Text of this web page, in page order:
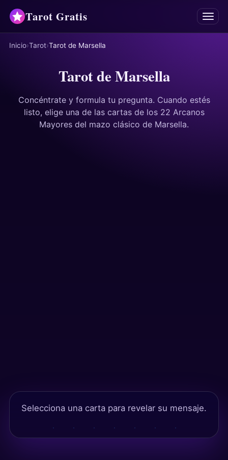
Tarot Gratis Menú
Tarot
Mancias
Astrología
Inicio Tarot Tarot de Marsella
Tarot de Marsella
Concéntrate y formula tu pregunta. Cuando estés
listo, elige una de las cartas de los 22 Arcanos
Mayores del mazo clásico de Marsella.
Selecciona una carta para revelar su mensaje.